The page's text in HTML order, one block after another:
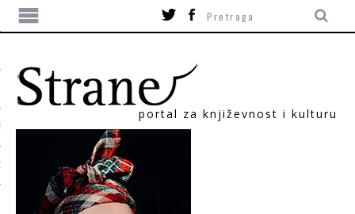
portal za književnost i kulturu